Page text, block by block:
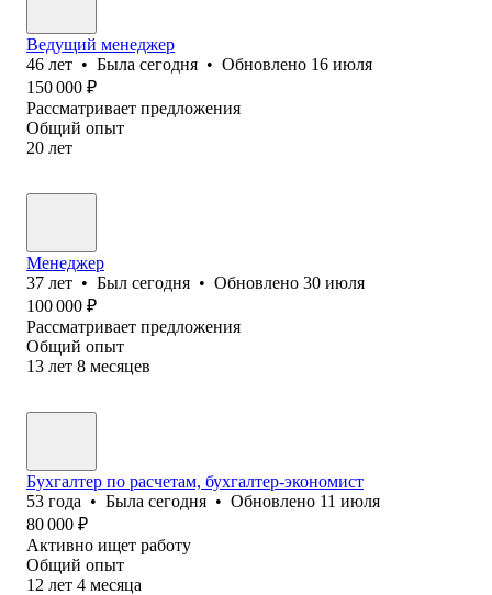
Ведущий менеджер
46 лет • Была сегодня • Обновлено 16 июля
150 000 ₽
Рассматривает предложения
Общий опыт
20 лет
Менеджер
37 лет • Был сегодня • Обновлено 30 июля
100 000 ₽
Рассматривает предложения
Общий опыт
13 лет 8 месяцев
Бухгалтер по расчетам, бухгалтер-экономист
53 года • Была сегодня • Обновлено 11 июля
80 000 ₽
Активно ищет работу
Общий опыт
12 лет 4 месяца